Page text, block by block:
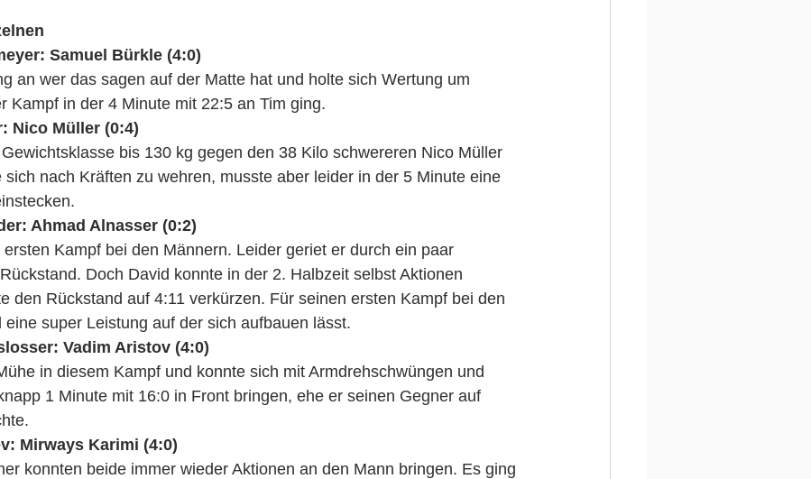
Samuel Bürkle (4:0)
an wer das sagen auf der Matte hat und holte sich Wertung um
Kampf in der 4 Minute mit 22:5 an Tim ging.
Nico Müller (0:4)
bis 130 kg gegen den 38 Kilo schwereren Nico Müller
sich nach Kräften zu wehren, musste aber leider in der 5 Minute eine
Ahmad Alnasser (0:2)
Kampf bei den Männern. Leider geriet er durch ein paar
Doch David konnte in der 2. Halbzeit selbst Aktionen
den Rückstand auf 4:11 verkürzen. Für seinen ersten Kampf bei den
eine super Leistung auf der sich aufbauen lässt.
Vadim Aristov (4:0)
in diesem Kampf und konnte sich mit Armdrehschwüngen und
1 Minute mit 16:0 in Front bringen, ehe er seinen Gegner auf
Mirways Karimi (4:0)
konnten beide immer wieder Aktionen an den Mann bringen. Es ging